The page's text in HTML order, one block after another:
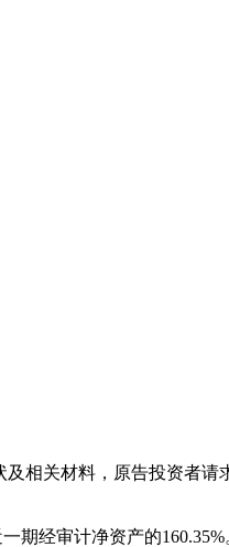
相关材料，原告投资者请
期经审计净资产的